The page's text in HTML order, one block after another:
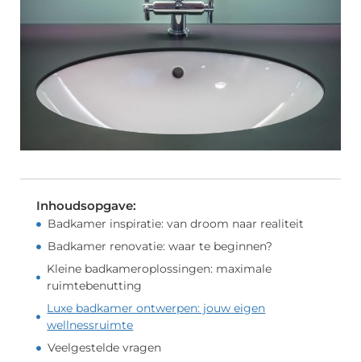
Inhoudsopgave:
Badkamer inspiratie: van droom naar realiteit
Badkamer renovatie: waar te beginnen?
Kleine badkameroplossingen: maximale
ruimtebenutting
Luxe badkamer ontwerpen: jouw eigen
wellnessruimte
Veelgestelde vragen